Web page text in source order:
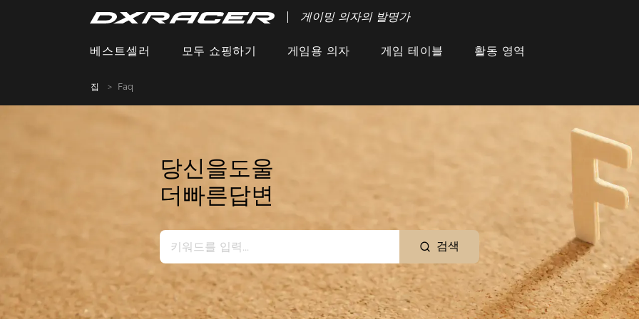
게이밍 의자의 발명가
베스트셀러 모두 쇼핑하기 게임용 의자 게임 테이블 활동 영역
집 Faq
당신을도울
더빠른답변
검색